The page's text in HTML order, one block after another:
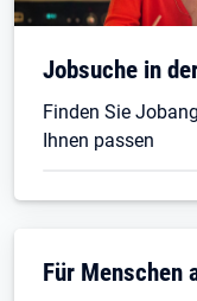
Öffnet in
Jobsuche in
Finden Sie
Ihnen passen
Für Menschen